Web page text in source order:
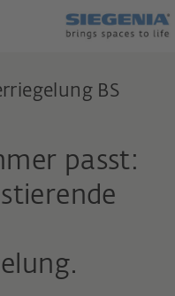
BS
passt: